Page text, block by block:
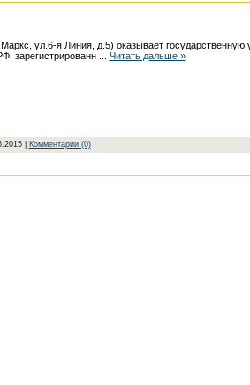
ул.6-я Линия, д.5) оказывает
зарегистрированн
Читать дальше »
| Комментарии (0)